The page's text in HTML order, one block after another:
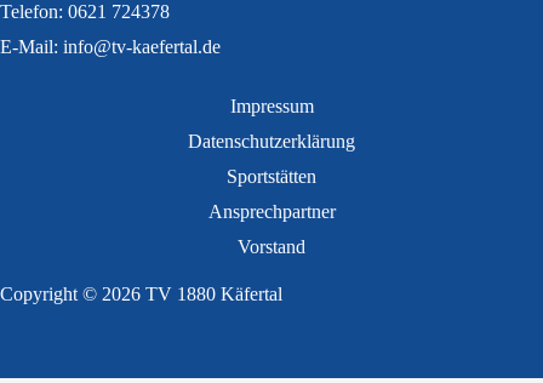
Telefon: 0621 724378
E-Mail: info@tv-kaefertal.de
Impressum
Datenschutzerklärung
Sportstätten
Ansprechpartner
Vorstand
Copyright © 2026 TV 1880 Käfertal